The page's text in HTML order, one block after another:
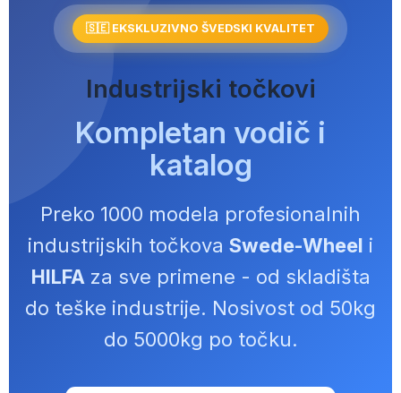
🇸🇪 EKSKLUZIVNO ŠVEDSKI KVALITET
Industrijski točkovi
Kompletan vodič i
katalog
Preko 1000 modela profesionalnih
industrijskih točkova Swede-Wheel i
HILFAza sve primene - od skladišta
do teške industrije. Nosivost od 50kg
do 5000kg po točku.